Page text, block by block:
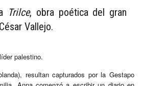
Trilce, obra poética del gran
Vallejo.
palestino.
resultan capturados por la Gestapo